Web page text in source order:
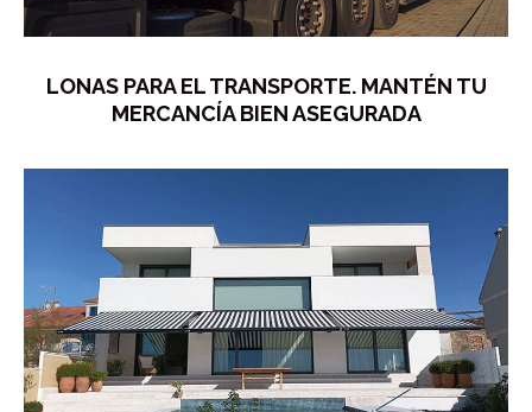
LONAS PARA EL TRANSPORTE. MANTÉN TU
MERCANCÍA BIEN ASEGURADA